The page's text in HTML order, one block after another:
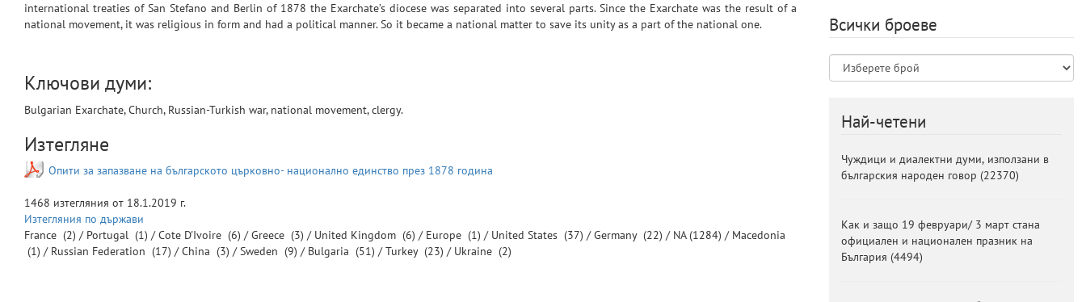
international treaties of San Stefano and Berlin of 1878 the Exarchate’s diocese was separated into several parts. Since the Exarchate was the result of a
national movement, it was religious in form and had a political manner. So it became a national matter to save its unity as a part of the national one.
Ключови думи:
Bulgarian Exarchate, Church, Russian-Turkish war, national movement, clergy.
Изтегляне
Опити за запазване на българското църковно- национално единство през 1878 година
1468 изтегляния от 18.1.2019 г.
Изтегляния по държави
France (2) / Portugal (1) /Cote D'Ivoire (6) /Greece (3) / United Kingdom (6) / Europe (1) / United States (37) /Germany (22) / NA(1284) / Macedonia
(1) / Russian Federation (17) /China (3) /Sweden (9) / Bulgaria (51) /Turkey (23) / Ukraine (2)
Всички броеве
Най-четени
Чуждици и диалектни думи, използани в
българския народен говор (22370)
Как и защо 19 февруари/ 3 март стана
официален и национален празник на
България (4494)